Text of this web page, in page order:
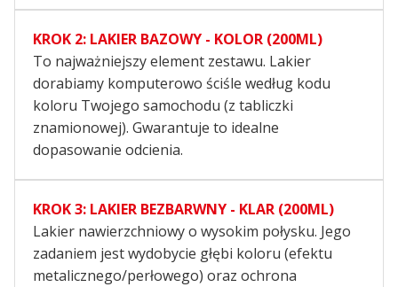
KROK 2: LAKIER BAZOWY - KOLOR (200ML)
To najważniejszy element zestawu. Lakier
dorabiamy komputerowo ściśle według kodu
koloru Twojego samochodu (z tabliczki
znamionowej). Gwarantuje to idealne
dopasowanie odcienia.
KROK 3: LAKIER BEZBARWNY - KLAR (200ML)
Lakier nawierzchniowy o wysokim połysku. Jego
zadaniem jest wydobycie głębi koloru (efektu
metalicznego/perłowego) oraz ochrona